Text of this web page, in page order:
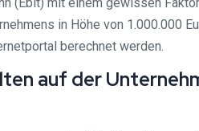
in Höhe von 1.000.000
berechnet werden.
auf der